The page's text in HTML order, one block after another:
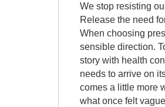
We stop resisting
Release the need
When choosing
sensible direction.
story with health
needs to arrive on
comes a little more
what once felt